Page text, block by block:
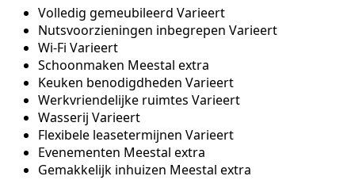
Volledig gemeubileerd Varieert
Nutsvoorzieningen inbegrepen Varieert
Wi-Fi Varieert
Schoonmaken Meestal extra
Keuken benodigdheden Varieert
Werkvriendelijke ruimtes Varieert
Wasserij Varieert
Flexibele leasetermijnen Varieert
Evenementen Meestal extra
Gemakkelijk inhuizen Meestal extra